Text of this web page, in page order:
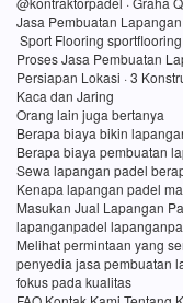
Jasa Pembuatan
Sport Flooring
Proses Jasa Pembuatan
Persiapan Lokasi · 3
Kaca dan Jaring
Orang lain juga bertanya
Berapa biaya bikin
Berapa biaya pembuatan
Sewa lapangan padel
Kenapa lapangan padel
Masukan Jual Lapangan
lapanganpadel
Melihat permintaan yang
penyedia jasa pembuatan
fokus pada kualitas